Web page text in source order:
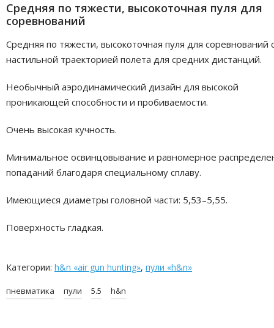
Средняя по тяжести, высокоточная пуля для
соревнований
Средняя по тяжести, высокоточная пуля для соревнований
настильной траекторией полета для средних дистанций.
Необычный аэродинамический дизайн для высокой
проникающей способности и пробиваемости.
Очень высокая кучность.
Минимальное освинцовывание и равномерное
попаданий благодаря специальному сплаву.
Имеющиеся диаметры головной части: 5,53–5,55.
Поверхность гладкая.
Категории: h&n «air gun hunting», пули «h&n»
пневматика пули 5.5 h&n